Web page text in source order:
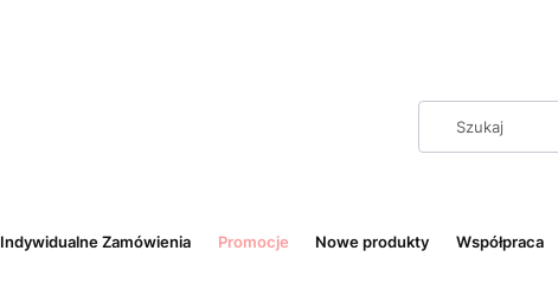
Indywidualne Zamówienia Promocje Nowe produkty Współpraca